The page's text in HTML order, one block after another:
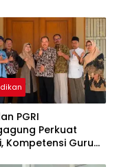
PGRI
Perkuat
Kompetensi Guru